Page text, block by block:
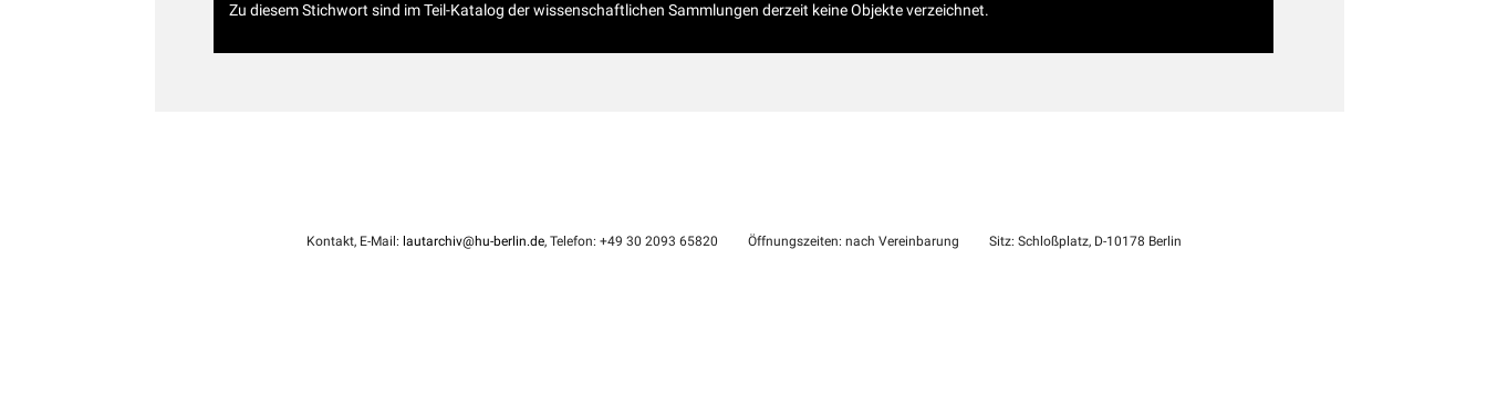
Zu diesem Stichwort sind im Teil-Katalog der wissenschaftlichen Sammlungen derzeit keine Objekte verzeichnet.
Kontakt, E-Mail: lautarchiv@hu-berlin.de, Telefon: +49 30 2093 65820 Öffnungszeiten: nach Vereinbarung Sitz: Schloßplatz, D-10178 Berlin